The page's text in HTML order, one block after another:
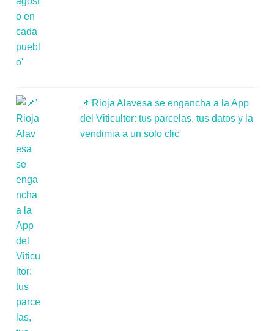
📌'Rioja Alavesa se engancha a la App
del Viticultor: tus parcelas, tus datos y la
vendimia a un solo clic'